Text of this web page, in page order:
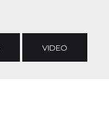
VIDEO